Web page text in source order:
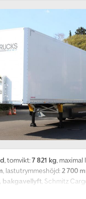
, tomvikt:7 821 kg, maximal
, lastutrymmeshöjd:2 700
bakgavellyft, Schmitz
13,60 x 2,48 x 2,70